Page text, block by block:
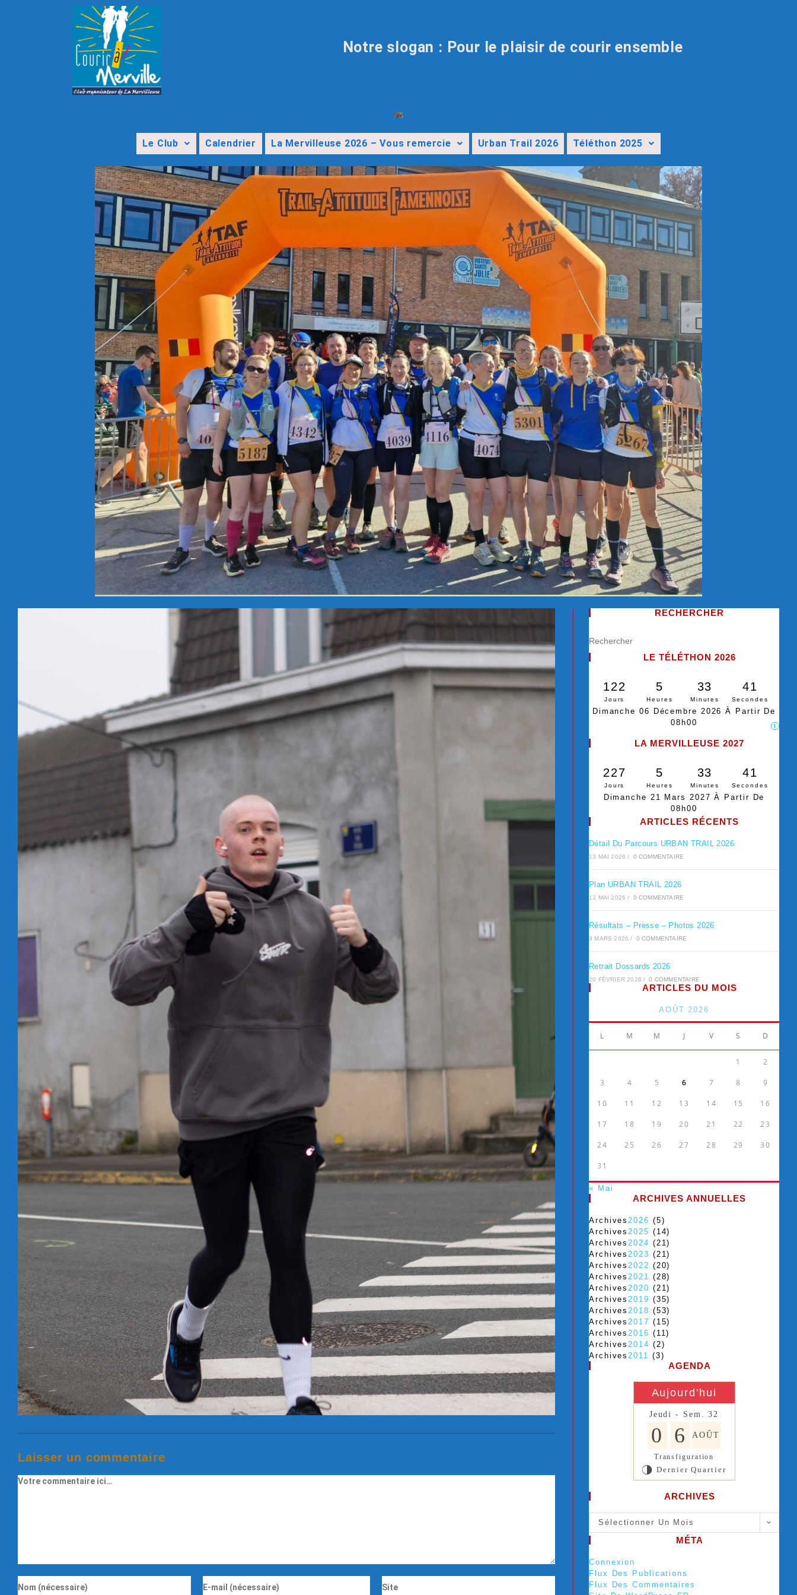
Notre slogan : Pour le plaisir de courir ensemble
Le Club Calendrier La Mervilleuse 2026 – Vous remercie Urban Trail 2026 Téléthon 2025
Laisser un commentaire
RECHERCHER
LE TÉLÉTHON 2026
122
Jours
5
Heures
33
Minutes
40
Secondes
Dimanche 06 Décembre 2026 À Partir De
08h00
LA MERVILLEUSE 2027
227
Jours
5
Heures
33
Minutes
40
Secondes
Dimanche 21 Mars 2027 À Partir De
08h00
ARTICLES RÉCENTS
Détail Du Parcours URBAN TRAIL 2026
13 MAI 2026 / 0 COMMENTAIRE
Plan URBAN TRAIL 2026
13 MAI 2026 / 0 COMMENTAIRE
Résultats – Presse – Photos 2026
9 MARS 2026 / 0 COMMENTAIRE
Retrait Dossards 2026
20 FÉVRIER 2026 / 0 COMMENTAIRE
ARTICLES DU MOIS
AOÛT 2026
L M M J V S D
1 2
3 4 5 6 7 8 9
10 11 12 13 14 15 16
17 18 19 20 21 22 23
24 25 26 27 28 29 30
31
« Mai
ARCHIVES ANNUELLES
Archives2026 (5)
Archives2025 (14)
Archives2024 (21)
Archives2023 (21)
Archives2022 (20)
Archives2021 (28)
Archives2020 (21)
Archives2019 (35)
Archives2018 (53)
Archives2017 (15)
Archives2016 (11)
Archives2014 (2)
Archives2011 (3)
AGENDA
Aujourd'hui
Jeudi - Sem. 32
0 6 AOÛT
Transfiguration
T Dernier Quartier
ARCHIVES
Sélectionner Un Mois
MÉTA
Connexion
Flux Des Publications
Flux Des Commentaires